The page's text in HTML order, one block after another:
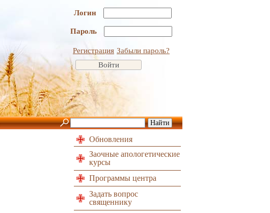
Логин
Пароль
Регистрация Забыли пароль?
Обновления
Заочные апологетические
курсы
Программы центра
Задать вопрос
священнику